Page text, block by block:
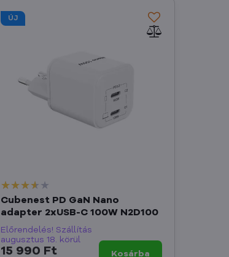
ÚJ
Cubenest PD GaN Nano
adapter 2xUSB-C 100W N2D100
Előrendelés! Szállítás
augusztus 18. körül
15 990 Ft Kosárba